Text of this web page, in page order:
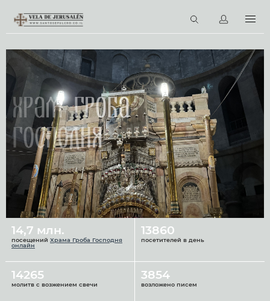
Виртуальные туры
Библиотека
Наши святыни
Новости
Церковный календарь
RU
Храм Гроба
Господня
14,7 млн.
посещений Храма Гроба Господня
онлайн
13860
посетителей в день
14265
молитв с возжением свечи
3854
возложено писем